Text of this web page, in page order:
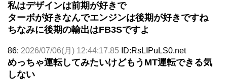
私はデザインは前期が好きで
ターボが好きなんでエンジンは後期が好きですね
ちなみに後期の輸出はFB3Sですよ
86: 2026/07/06(月) 12:44:17.85 ID:RsLIPuLS0.net
めっちゃ運転してみたいけどもうMT運転できる気
しない